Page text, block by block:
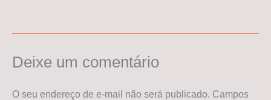
Deixe um comentário
O seu endereço de e-mail não será publicado. Campos